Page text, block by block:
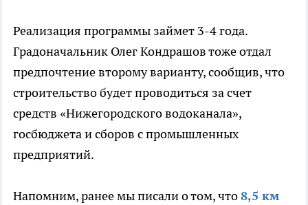
Реализация программы займет 3-4 года.
Градоначальник Олег Кондрашов тоже отдал
предпочтение второму варианту, сообщив, что
строительство будет проводиться за счет
средств «Нижегородского водоканала»,
госбюджета и сборов с промышленных
предприятий.
Напомним, ранее мы писали о том, что8,5 км